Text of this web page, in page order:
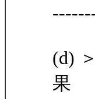
(d)
果